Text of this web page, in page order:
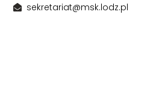
sekretariat@msk.lodz.pl